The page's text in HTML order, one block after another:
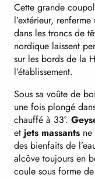
Cette grande
l’extérieur,
dans les troncs de
nordique laissent
sur les bords de la
l’établissement.
Sous sa voûte de
une fois plongé
chauffé à 33°.
et jets massants
des bienfaits de
alcôve toujours en
coule sous forme